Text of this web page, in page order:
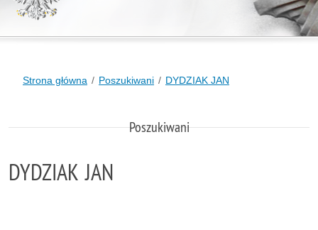
Strona główna Poszukiwani DYDZIAK JAN
Poszukiwani
DYDZIAK JAN